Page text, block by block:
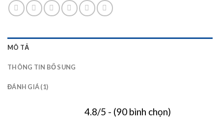
MÔ TẢ
THÔNG TIN BỔ SUNG
ĐÁNH GIÁ (1)
4.8/5 - (90 bình chọn)